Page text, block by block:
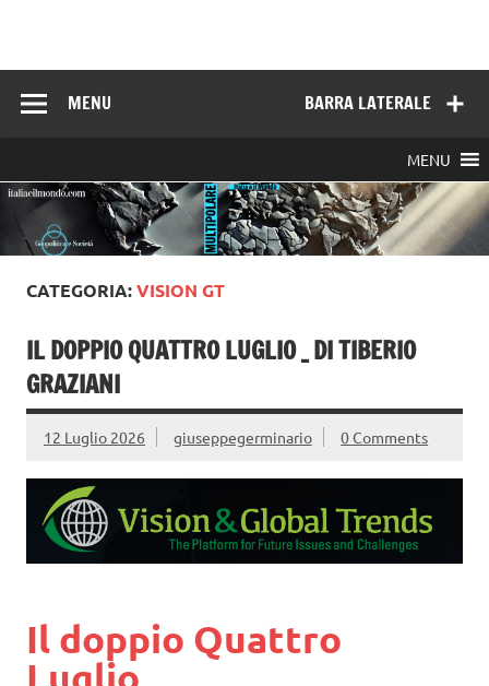
BARRA LATERALE
MENU
MENU
CATEGORIA:VISION GT
IL DOPPIO QUATTRO LUGLIO _ DI TIBERIO
GRAZIANI
12 Luglio 2026 giuseppegerminario 0 Comments
Il doppio Quattro